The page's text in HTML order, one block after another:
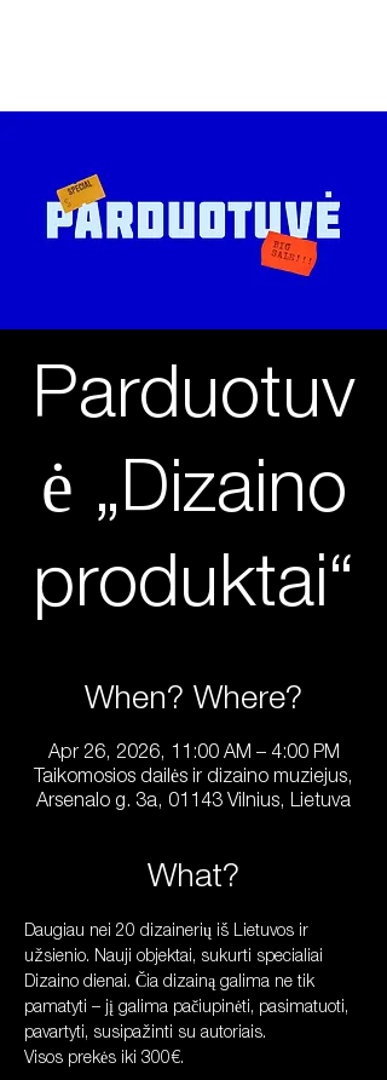
Parduotuv
ė „Dizaino
produktai“
When? Where?
Apr 26, 2026, 11:00 AM – 4:00 PM
Taikomosios dailės ir dizaino muziejus,
Arsenalo g. 3a, 01143 Vilnius, Lietuva
What?
Daugiau nei 20 dizainerių iš Lietuvos ir
užsienio. Nauji objektai, sukurti specialiai
Dizaino dienai. Čia dizainą galima ne tik
pamatyti – jį galima pačiupinėti, pasimatuoti,
pavartyti, susipažinti su autoriais.
Visos prekės iki 300€.